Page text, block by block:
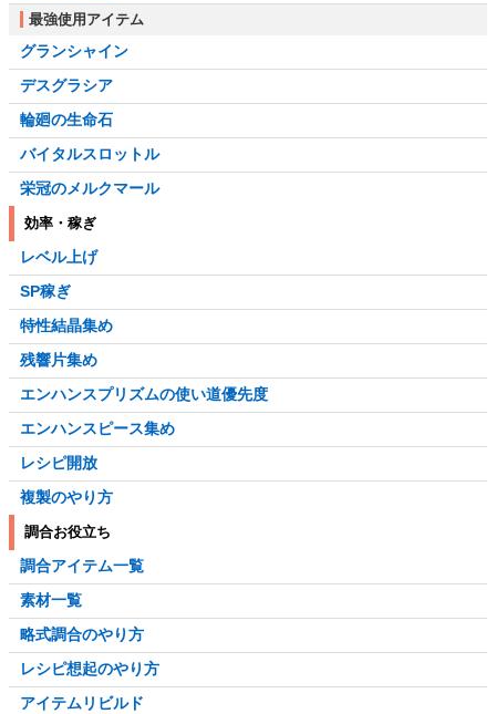
最強使用アイテム
グランシャイン
デスグラシア
輪廻の生命石
バイタルスロットル
栄冠のメルクマール
効率・稼ぎ
レベル上げ
SP稼ぎ
特性結晶集め
残響片集め
エンハンスプリズムの使い道優先度
エンハンスピース集め
レシピ開放
複製のやり方
調合お役立ち
調合アイテム一覧
素材一覧
略式調合のやり方
レシピ想起のやり方
アイテムリビルド